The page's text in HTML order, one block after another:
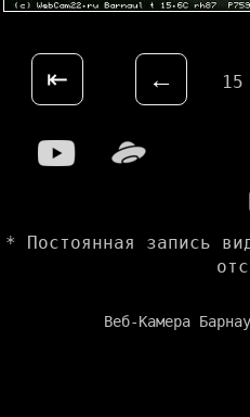
⇤ ←
* Постоянная запись
Веб-Камера